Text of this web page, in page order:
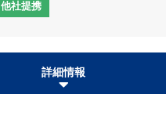
他社提携
詳細情報